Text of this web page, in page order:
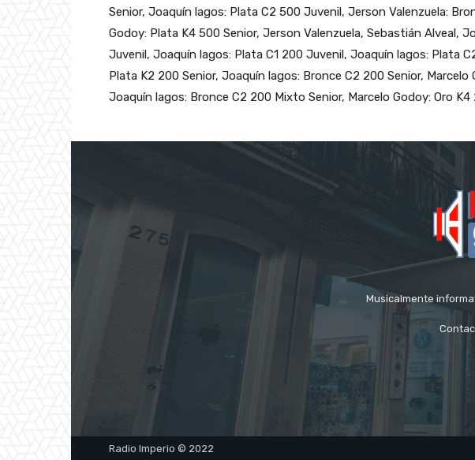
Senior, Joaquín lagos: Plata C2 500 Juvenil, Jerson Valenzuela:
Godoy: Plata K4 500 Senior, Jerson Valenzuela, Sebastián Alveal,
Juvenil, Joaquín lagos: Plata C1 200 Juvenil, Joaquín lagos: Plata
Plata K2 200 Senior, Joaquín lagos: Bronce C2 200 Senior, Marcelo
Joaquín lagos: Bronce C2 200 Mixto Senior, Marcelo Godoy: Oro K4
Musicalmente
Radio Imperio © 2022